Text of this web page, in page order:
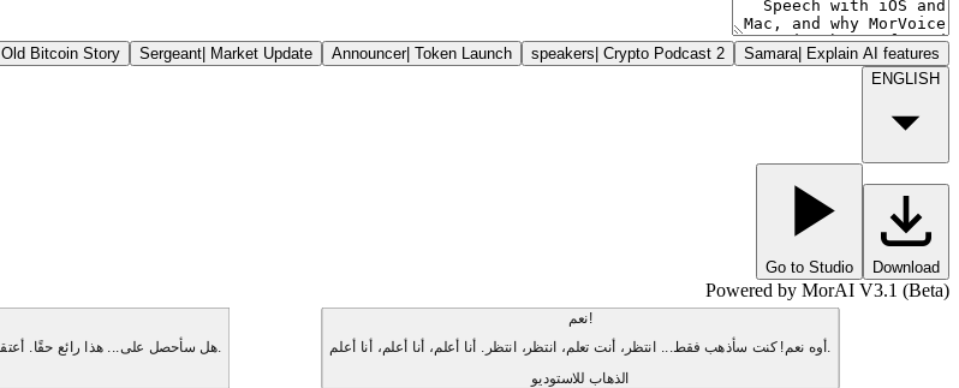
Samara| Explain AI features
2 speakers
| Crypto Podcast
Announcer| Token Launch
Sergeant| Market Update
Old Bitcoin Story
ENGLISH
Download
Go to Studio
Powered by MorAI V3.1 (Beta)
هل سأحصل على... هذا رائع حقًا. أعتقد حقًا أن هذا ينتشر و... انتظر، هل ستذكر هذا حقًا؟ لقد كنت مهووسًا بهذا. ولكن بعد ذلك فكرت، انتظر.
نعم!
أوه نعم! كنت سأذهب فقط... انتظر، أنت تعلم، انتظر، انتظر. أنا أعلم، أنا أعلم، أنا أعلم.
الذهاب للاستوديو